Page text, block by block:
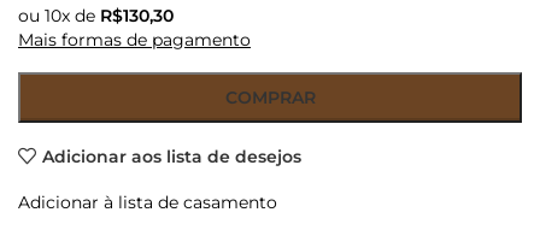
ou 10x de R$130,30
Mais formas de pagamento
COMPRAR
Adicionar aos lista de desejos
Adicionar à lista de casamento